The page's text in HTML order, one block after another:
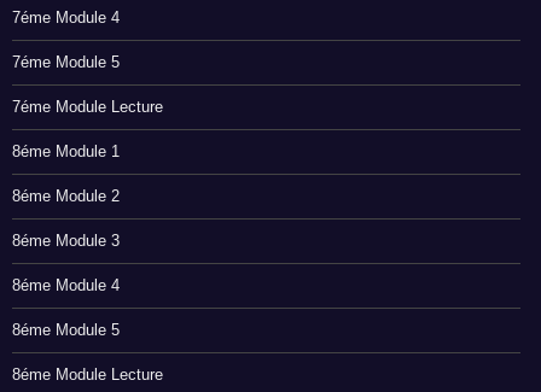
7éme Module 4
7éme Module 5
7éme Module Lecture
8éme Module 1
8éme Module 2
8éme Module 3
8éme Module 4
8éme Module 5
8éme Module Lecture